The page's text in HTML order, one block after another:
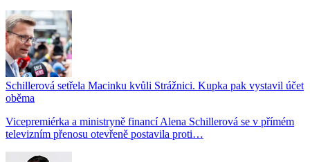
Schillerová setřela Macinku kvůli Strážnici. Kupka pak vystavil účet
oběma
Vicepremiérka a ministryně financí Alena Schillerová se v přímém
televizním přenosu otevřeně postavila proti…